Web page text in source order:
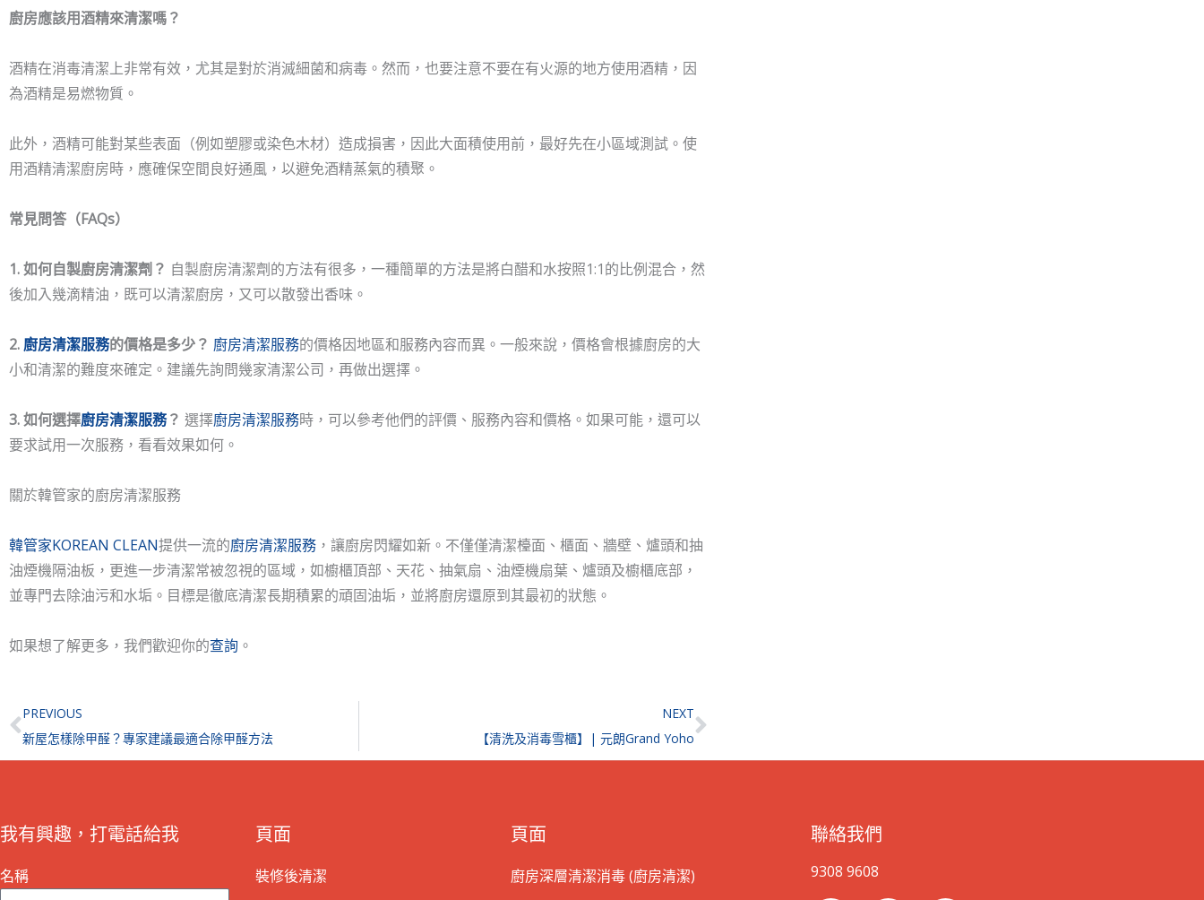
廚房應該用酒精來清潔嗎？
酒精在消毒清潔上非常有效，尤其是對於消滅細菌和病毒。然而，也要注意不要在有火源的地方使用酒精，因
為酒精是易燃物質。
此外，酒精可能對某些表面（例如塑膠或染色木材）造成損害，因此大面積使用前，最好先在小區域測試。使
用酒精清潔廚房時，應確保空間良好通風，以避免酒精蒸氣的積聚。
常見問答（FAQs）
1.如何自製廚房清潔劑？ 自製廚房清潔劑的方法有很多，一種簡單的方法是將白醋和水按照1:1的比例混合，然
後加入幾滴精油，既可以清潔廚房，又可以散發出香味。
2. 廚房清潔服務的價格是多少？ 廚房清潔服務的價格因地區和服務內容而異。一般來說，價格會根據廚房的大
小和清潔的難度來確定。建議先詢問幾家清潔公司，再做出選擇。
3. 如何選擇廚房清潔服務？ 選擇廚房清潔服務時，可以參考他們的評價、服務內容和價格。如果可能，還可以
要求試用一次服務，看看效果如何。
關於韓管家的廚房清潔服務
韓管家KOREAN CLEAN提供一流的廚房清潔服務 ，讓廚房閃耀如新。不僅僅清潔檯面、櫃面、牆壁、爐頭和抽
油煙機隔油板，更進一步清潔常被忽視的區域，如櫥櫃頂部、天花、抽氣扇、油煙機扇葉、爐頭及櫥櫃底部，
並專門去除油污和水垢。目標是徹底清潔長期積累的頑固油垢，並將廚房還原到其最初的狀態。
如果想了解更多，我們歡迎你的查詢 。
Prev
PREVIOUS
新屋怎樣除甲醛？專家建議最適合除甲醛方法
NEXT
【清洗及消毒雪櫃】| 元朗Grand Yoho
Next
我有興趣，打電話給我
名稱
頁面
裝修後清潔
頁面
廚房深層清潔消毒 (廚房清潔)
聯絡我們
9308 9608